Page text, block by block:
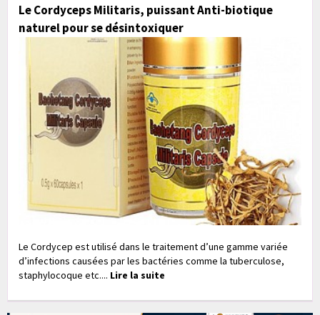
Le Cordyceps Militaris, puissant Anti-biotique
naturel pour se désintoxiquer
Le Cordycep est utilisé dans le traitement d’une gamme variée
d’infections causées par les bactéries comme la tuberculose,
staphylocoque etc.... Lire la suite